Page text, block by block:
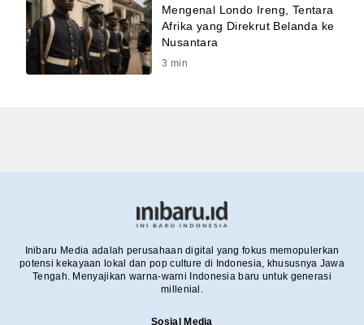
Mengenal Londo Ireng, Tentara
Afrika yang Direkrut Belanda ke
Nusantara
3 min
Inibaru Media adalah perusahaan digital yang fokus memopulerkan
potensi kekayaan lokal dan pop culture di Indonesia, khususnya Jawa
Tengah. Menyajikan warna-warni Indonesia baru untuk generasi
millenial.
Sosial Media